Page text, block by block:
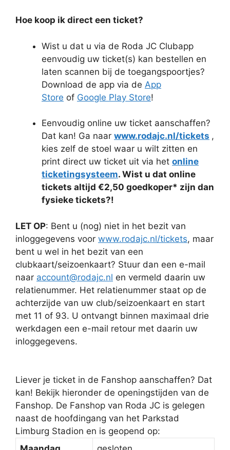
Hoe koop ik direct een ticket?
Wist u dat u via de Roda JC Clubapp
eenvoudig uw ticket(s) kan bestellen en
laten scannen bij de toegangspoortjes?
Download de app via de App
Store of Google Play Store!
Eenvoudig online uw ticket aanschaffen?
Dat kan! Ga naar www.rodajc.nl/tickets ,
kies zelf de stoel waar u wilt zitten en
print direct uw ticket uit via het online
ticketingsysteem. Wist u dat online
tickets altijd €2,50 goedkoper* zijn dan
fysieke tickets?!
LET OP: Bent u (nog) niet in het bezit van
inloggegevens voor www.rodajc.nl/tickets, maar
bent u wel in het bezit van een
clubkaart/seizoenkaart? Stuur dan een e-mail
naar account@rodajc.nl en vermeld daarin uw
relatienummer. Het relatienummer staat op de
achterzijde van uw club/seizoenkaart en start
met 11 of 93. U ontvangt binnen maximaal drie
werkdagen een e-mail retour met daarin uw
inloggegevens.
Liever je ticket in de Fanshop aanschaffen? Dat
kan! Bekijk hieronder de openingstijden van de
Fanshop. De Fanshop van Roda JC is gelegen
naast de hoofdingang van het Parkstad
Limburg Stadion en is geopend op: